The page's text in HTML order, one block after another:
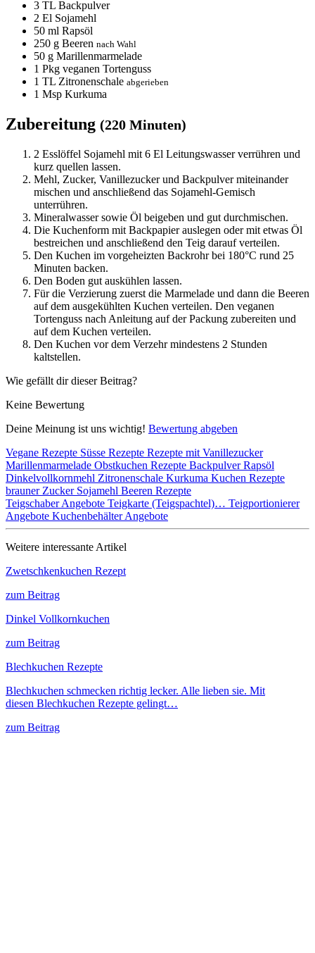
3 TL Backpulver
2 El Sojamehl
50 ml Rapsöl
250 g Beeren nach Wahl
50 g Marillenmarmelade
1 Pkg veganen Tortenguss
1 TL Zitronenschale abgerieben
1 Msp Kurkuma
Zubereitung (220 Minuten)
2 Esslöffel Sojamehl mit 6 El Leitungswasser verrühren und
kurz quellen lassen.
Mehl, Zucker, Vanillezucker und Backpulver miteinander
mischen und anschließend das Sojamehl-Gemisch
unterrühren.
Mineralwasser sowie Öl beigeben und gut durchmischen.
Die Kuchenform mit Backpapier auslegen oder mit etwas Öl
bestreichen und anschließend den Teig darauf verteilen.
Den Kuchen im vorgeheizten Backrohr bei 180°C rund 25
Minuten backen.
Den Boden gut auskühlen lassen.
Für die Verzierung zuerst die Marmelade und dann die Beeren
auf dem ausgekühlten Kuchen verteilen. Den veganen
Tortenguss nach Anleitung auf der Packung zubereiten und
auf dem Kuchen verteilen.
Den Kuchen vor dem Verzehr mindestens 2 Stunden
kaltstellen.
Wie gefällt dir dieser Beitrag?
Keine Bewertung
Deine Meinung ist uns wichtig! Bewertung abgeben
Vegane Rezepte Süsse Rezepte Rezepte mit Vanillezucker
Marillenmarmelade Obstkuchen Rezepte BackpulverRapsöl
Dinkelvollkornmehl Zitronenschale Kurkuma Kuchen Rezepte
brauner Zucker Sojamehl Beeren Rezepte
Teigschaber Angebote Teigkarte (Teigspachtel)… Teigportionierer
Angebote Kuchenbehälter Angebote
Weitere interessante Artikel
Zwetschkenkuchen Rezept
zum Beitrag
Dinkel Vollkornkuchen
zum Beitrag
Blechkuchen Rezepte
Blechkuchen schmecken richtig lecker. Alle lieben sie. Mit
diesen Blechkuchen Rezepte gelingt…
zum Beitrag